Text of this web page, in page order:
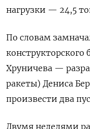
нагрузки — 24,5
По словам
Хруничева —
ракеты) Дениса
произвести два
Двумя неделями